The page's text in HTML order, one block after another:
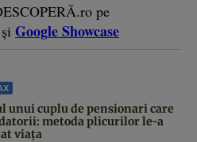
pe
și Google Showcase
unui cuplu de pensionari care
metoda plicurilor le-a
viața